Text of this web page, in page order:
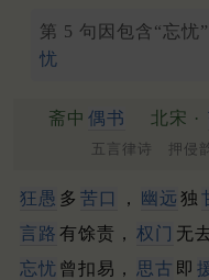
第 5 句因包含“忘忧
忧
斋中 偶书 北宋 ·
五言律诗 押侵
狂愚 多 苦口 ， 幽远 独
言路 有馀责， 权门 无
忘忧 曾扣易， 思古 即